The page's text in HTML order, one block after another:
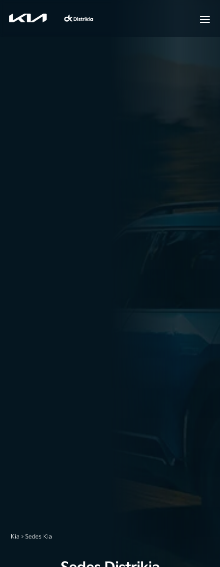
Kia >Sedes Kia